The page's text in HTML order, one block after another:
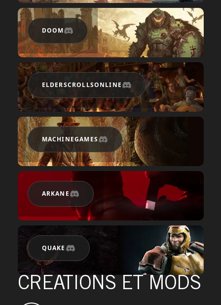
DOOM
ELDERSCROLLSONLINE
MACHINEGAMES
ARKANE
QUAKE
CRÉATIONS ET MODS